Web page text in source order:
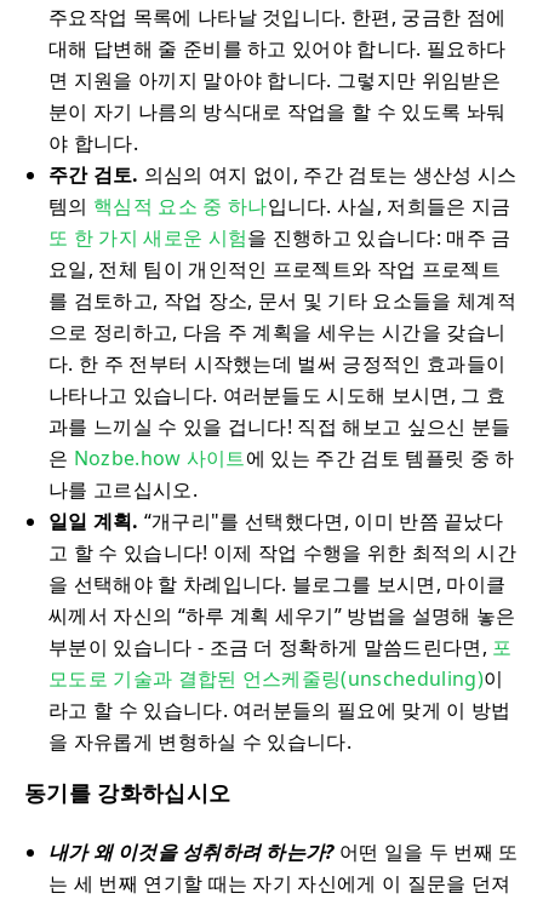
주요작업 목록에 나타날 것입니다. 한편, 궁금한 점에
대해 답변해 줄 준비를 하고 있어야 합니다. 필요하다
면 지원을 아끼지 말아야 합니다. 그렇지만 위임받은
분이 자기 나름의 방식대로 작업을 할 수 있도록 놔둬
야 합니다.
주간 검토. 의심의 여지 없이, 주간 검토는 생산성 시스
템의 핵심적 요소 중 하나입니다. 사실, 저희들은 지금
또 한 가지 새로운 시험을 진행하고 있습니다: 매주 금
요일, 전체 팀이 개인적인 프로젝트와 작업 프로젝트
를 검토하고, 작업 장소, 문서 및 기타 요소들을 체계적
으로 정리하고, 다음 주 계획을 세우는 시간을 갖습니
다. 한 주 전부터 시작했는데 벌써 긍정적인 효과들이
나타나고 있습니다. 여러분들도 시도해 보시면, 그 효
과를 느끼실 수 있을 겁니다! 직접 해보고 싶으신 분들
은 Nozbe.how 사이트에 있는 주간 검토 템플릿 중 하
나를 고르십시오.
일일 계획. “개구리"를 선택했다면, 이미 반쯤 끝났다
고 할 수 있습니다! 이제 작업 수행을 위한 최적의 시간
을 선택해야 할 차례입니다. 블로그를 보시면, 마이클
씨께서 자신의 “하루 계획 세우기” 방법을 설명해 놓은
부분이 있습니다 - 조금 더 정확하게 말씀드린다면, 포
모도로 기술과 결합된 언스케줄링(unscheduling)이
라고 할 수 있습니다. 여러분들의 필요에 맞게 이 방법
을 자유롭게 변형하실 수 있습니다.
동기를 강화하십시오
내가 왜 이것을 성취하려 하는가?어떤 일을 두 번째 또
는 세 번째 연기할 때는 자기 자신에게 이 질문을 던져